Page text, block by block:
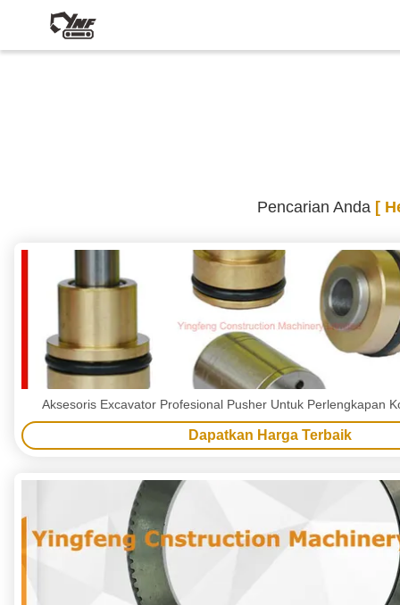
Pencarian Anda [
Aksesoris Excavator Profesional Pusher Untuk Perlengkapan
Dapatkan Harga Terbaik